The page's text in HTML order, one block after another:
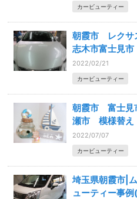
カービューティー
朝霞市 レク
志木市富士見市
2022/02/21
カービューティー
朝霞市 富士
瀬市 模様替え
2022/07/07
カービューティー
埼玉県朝霞市|
ューティー事